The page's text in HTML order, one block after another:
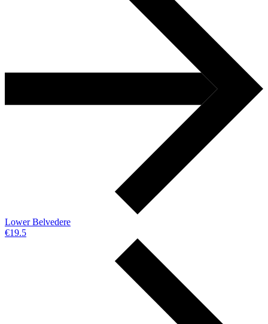
Lower Belvedere
€19.5